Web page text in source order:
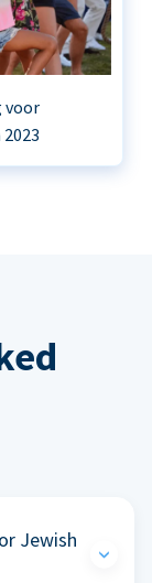
voor
Jewish